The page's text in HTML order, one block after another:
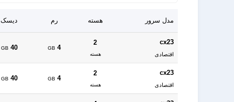
مدل سرور هسته رم دیسک
cx23
اقتصادی
2
هسته
4
GB
40
GB
cx23
اقتصادی
2
هسته
4
GB
40
GB